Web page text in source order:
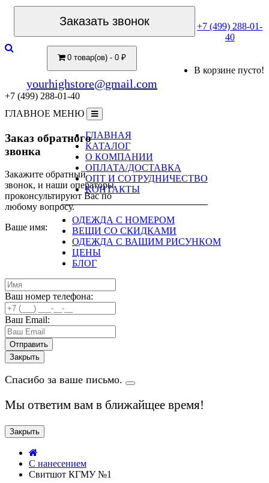
Заказать звонок
+7 (499) 288-01-
40
0 товар(ов) - 0 ₽
В корзине пусто!
yourhighstore@gmail.com
+7 (499) 288-01-40
ГЛАВНОЕ МЕНЮ
ГЛАВНАЯ
КАТАЛОГ
О КОМПАНИИ
ОПЛАТА/ДОСТАВКА
ОПТ И СОТРУДНИЧЕСТВО
КОНТАКТЫ
ОДЕЖДА С НОМЕРОМ
ВЕЩИ СО СКИДКАМИ
ОДЕЖДА С ВАШИМ РИСУНКОМ
ЦЕНЫ
БЛОГ
Заказ обратного
звонка
Закажите обратный
звонок, и наши операторы
проконсультируют Вас по
любому вопросу.
Ваше имя:
Ваш номер телефона:
Ваш Email:
Закрыть
Спасибо за ваше письмо.
Мы ответим вам в ближайщее время!
Закрыть
C нанесением
Свитшот КГМУ №1